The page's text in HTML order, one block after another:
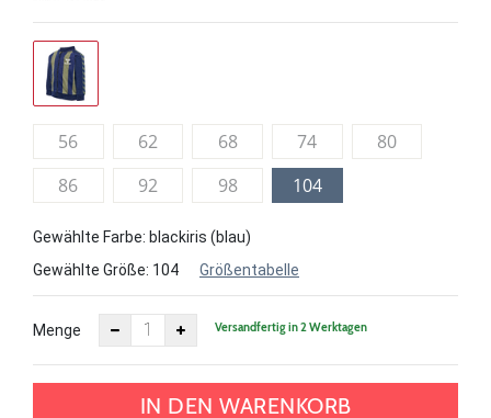
56 62 68 74
80
86
92 98 104
Gewählte Farbe: blackiris (blau)
Gewählte Größe: 104 Größentabelle
Menge Versandfertig in 2 Werktagen
IN DEN WARENKORB